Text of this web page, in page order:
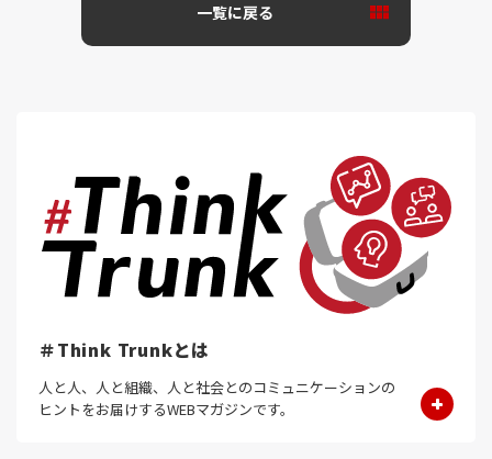
一覧に戻る
＃Think Trunkとは
人と人、人と組織、人と社会とのコミュニケーションの
ヒントをお届けするWEBマガジンです。